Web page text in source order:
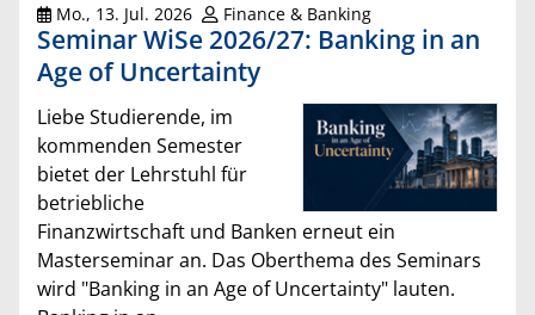
Mo., 13. Jul. 2026 Finance & Banking
Seminar WiSe 2026/27: Banking in an
Age of Uncertainty
Liebe Studierende, im
kommenden Semester
bietet der Lehrstuhl für
betriebliche
Finanzwirtschaft und Banken erneut ein
Masterseminar an. Das Oberthema des Seminars
wird "Banking in an Age of Uncertainty" lauten.